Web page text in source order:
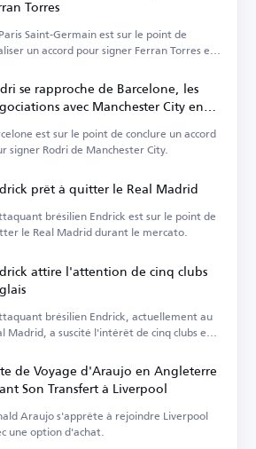
Torres
Saint-Germain est sur le point de
un accord pour signer Ferran Torres en
se rapproche de Barcelone, les
avec Manchester City en
finaleest sur le point de conclure un accord
signer Rodri de Manchester City.
prêt à quitter le Real Madrid
brésilien Endrick est sur le point de
le Real Madrid durant le mercato.
attire l'attention de cinq clubs
brésilien Endrick, actuellement au
Madrid, a suscité l'intérêt de cinq clubs en
de Voyage d'Araujo en Angleterre
Son Transfert à Liverpool
Araujo s'apprête à rejoindre Liverpool
une option d'achat.